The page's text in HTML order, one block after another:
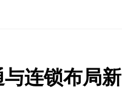
连锁布局新